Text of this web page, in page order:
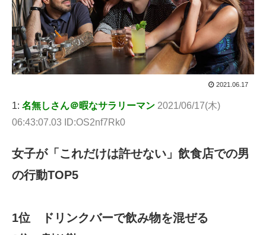
2021.06.17
1: 名無しさん＠暇なサラリーマン 2021/06/17(木)
06:43:07.03 ID:OS2nf7Rk0
女子が「これだけは許せない」飲食店での男
の行動TOP5
1位 ドリンクバーで飲み物を混ぜる